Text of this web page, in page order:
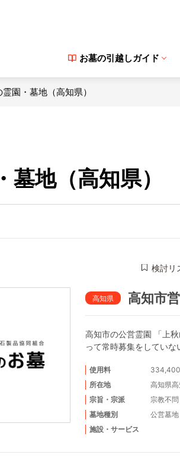
お墓の引越しガイド
園・墓地（高知県）
地（高知県）
検討リ
高知県 高知市
高知市の公営霊園 「上
って常時募集をしてい
使用料
所在地
高知県
宗旨・宗派
宗教不問
墓地種別
公営墓地
施設・サービス